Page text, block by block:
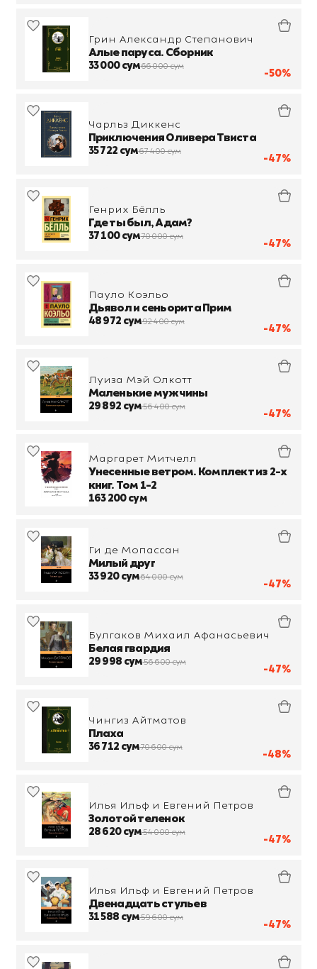
-50%
Грин Александр Степанович
Алые паруса. Сборник
33 000 сум66 000 сум
-47%
Чарльз Диккенс
Приключения Оливера Твиста
35 722 сум67 400 сум
-47%
Генрих Бёлль
Где ты был, Адам?
37 100 сум70 000 сум
-47%
Пауло Коэльо
Дьявол и сеньорита Прим
48 972 сум92 400 сум
-47%
Луиза Мэй Олкотт
Маленькие мужчины
29 892 сум56 400 сум
Маргарет Митчелл
Унесенные ветром. Комплект из 2-х
книг. Том 1-2
163 200 сум
-47%
Ги де Мопассан
Милый друг
33 920 сум64 000 сум
-47%
Булгаков Михаил Афанасьевич
Белая гвардия
29 998 сум56 600 сум
-48%
Чингиз Айтматов
Плаха
36 712 сум70 600 сум
-47%
Илья Ильф и Евгений Петров
Золотой теленок
28 620 сум54 000 сум
-47%
Илья Ильф и Евгений Петров
Двенадцать стульев
31 588 сум59 600 сум